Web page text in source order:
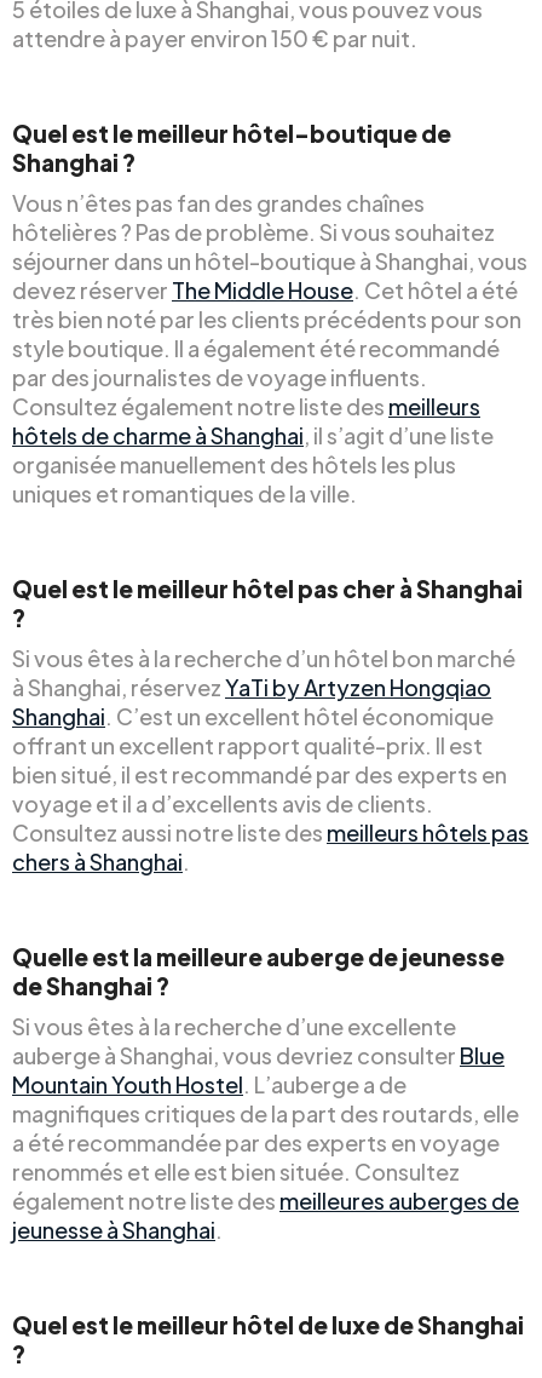
5 étoiles de luxe à Shanghai, vous pouvez vous
attendre à payer environ 150 € par nuit.
Quel est le meilleur hôtel-boutique de
Shanghai ?
Vous n’êtes pas fan des grandes chaînes
hôtelières ? Pas de problème. Si vous souhaitez
séjourner dans un hôtel-boutique à Shanghai, vous
devez réserver The Middle House. Cet hôtel a été
très bien noté par les clients précédents pour son
style boutique. Il a également été recommandé
par des journalistes de voyage influents.
Consultez également notre liste des meilleurs
hôtels de charme à Shanghai, il s’agit d’une liste
organisée manuellement des hôtels les plus
uniques et romantiques de la ville.
Quel est le meilleur hôtel pas cher à Shanghai
?
Si vous êtes à la recherche d’un hôtel bon marché
à Shanghai, réservezYaTi by Artyzen Hongqiao
Shanghai. C’est un excellent hôtel économique
offrant un excellent rapport qualité-prix. Il est
bien situé, il est recommandé par des experts en
voyage et il a d’excellents avis de clients.
Consultez aussi notre liste des meilleurs hôtels pas
chers à Shanghai.
Quelle est la meilleure auberge de jeunesse
de Shanghai ?
Si vous êtes à la recherche d’une excellente
auberge à Shanghai, vous devriez consulter Blue
Mountain Youth Hostel. L’auberge a de
magnifiques critiques de la part des routards, elle
a été recommandée par des experts en voyage
renommés et elle est bien située. Consultez
également notre liste des meilleures auberges de
jeunesse à Shanghai.
Quel est le meilleur hôtel de luxe de Shanghai
?